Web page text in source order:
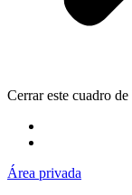
Cerrar este cuadro de
Área privada